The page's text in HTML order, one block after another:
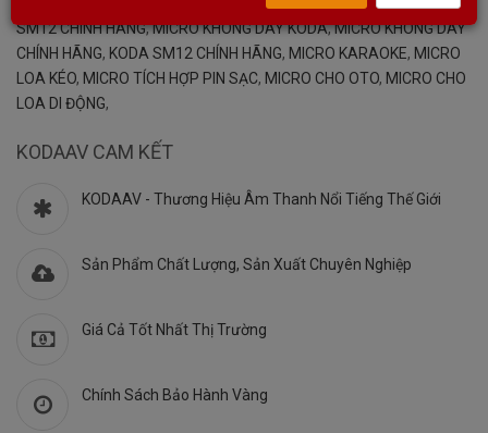
SM12 CHÍNH HÃNG,MICRO KHÔNG DÂY KODA,MICRO KHÔNG DÂY
CHÍNH HÃNG, KODA SM12 CHÍNH HÃNG, MICRO KARAOKE, MICRO
LOA KÉO, MICRO TÍCH HỢP PIN SẠC, MICRO CHO OTO, MICRO CHO
LOA DI ĐỘNG,
KODAAV CAM KẾT
KODAAV - Thương Hiệu Âm Thanh Nổi Tiếng Thế Giới
Sản Phẩm Chất Lượng, Sản Xuất Chuyên Nghiệp
Giá Cả Tốt Nhất Thị Trường
Chính Sách Bảo Hành Vàng